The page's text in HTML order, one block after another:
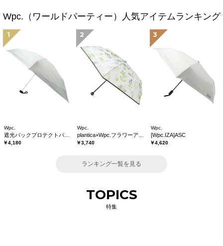
Wpc.（ワールドパーティー）人気アイテムランキング
1
Wpc.
￥4,180
2
Wpc.
￥3,740
3
Wpc.
[Wpc.IZA]ASC
￥4,620
ランキング一覧を見る
TOPICS
特集